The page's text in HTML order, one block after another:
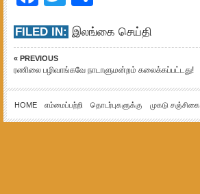
FILED IN: இலங்கை செய்தி
« PREVIOUS
ரணிலை பழிவாங்கவே நாடாளுமன்றம் கலைக்கப்பட்டது!
HOME எம்மைப்பற்றி தொடர்புகளுக்கு முகடு சஞ்சிகை